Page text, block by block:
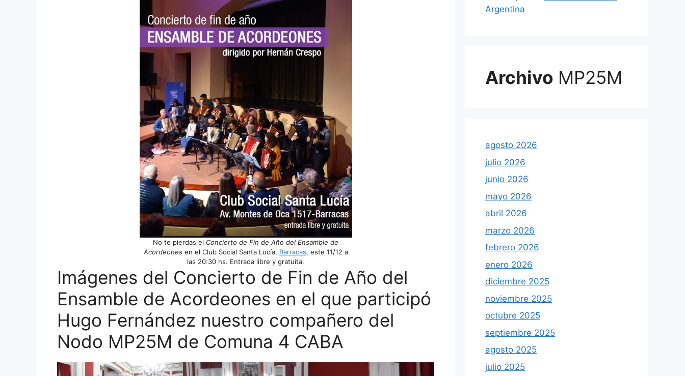
No te pierdas el Concierto de Fin de Año del Ensamble de
Acordeonesen el Club Social Santa Lucía, Barracas, este 11/12 a
las 20:30 hs. Entrada libre y gratuita.
Imágenes del Concierto de Fin de Año del
Ensamble de Acordeones en el que participó
Hugo Fernández nuestro compañero del
Nodo MP25M de Comuna 4 CABA
Argentina
Archivo MP25M
agosto 2026
julio 2026
junio 2026
mayo 2026
abril 2026
marzo 2026
febrero 2026
enero 2026
diciembre 2025
noviembre 2025
octubre 2025
septiembre 2025
agosto 2025
julio 2025